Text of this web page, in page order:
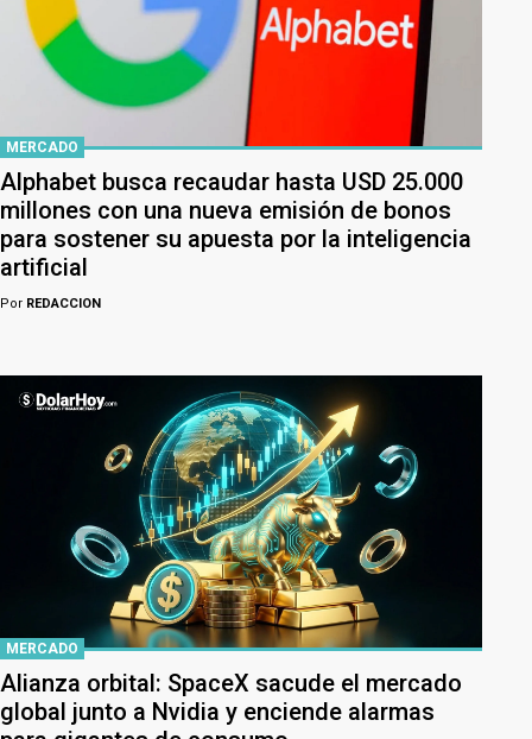
MERCADO
Alphabet busca recaudar hasta USD 25.000
millones con una nueva emisión de bonos
para sostener su apuesta por la inteligencia
artificial
Por REDACCION
MERCADO
Alianza orbital: SpaceX sacude el mercado
global junto a Nvidia y enciende alarmas